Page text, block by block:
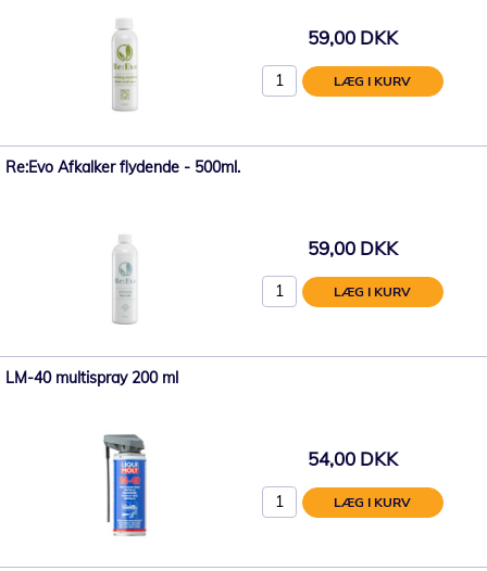
59,00 DKK
LÆG I KURV
Re:Evo Afkalker flydende - 500ml.
59,00 DKK
LÆG I KURV
LM-40 multispray 200 ml
54,00 DKK
LÆG I KURV